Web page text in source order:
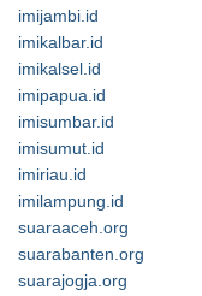
imijambi.id
imikalbar.id
imikalsel.id
imipapua.id
imisumbar.id
imisumut.id
imiriau.id
imilampung.id
suaraaceh.org
suarabanten.org
suarajogja.org